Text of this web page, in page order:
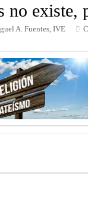
no existe,
A. Fuentes, IVE